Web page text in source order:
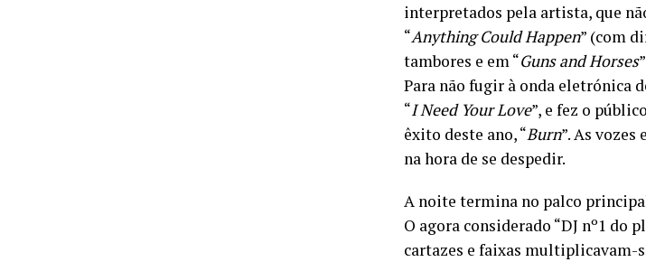
interpretados pela artista, que
“Anything Could Happen” (com
tambores e em “Guns and Horses
Para não fugir à onda eletrónica
“I Need Your Love”, e fez o
êxito deste ano, “Burn”. As
na hora de se despedir.
A noite termina no palco
O agora considerado “DJ nº1 do
cartazes e faixas multiplicavam-